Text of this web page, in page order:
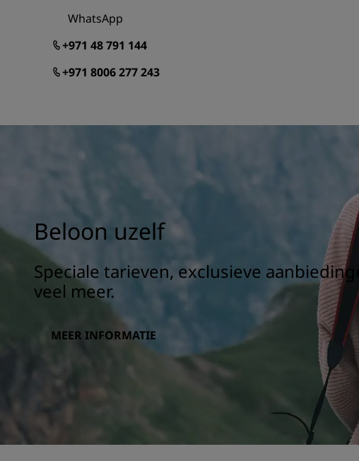
WhatsApp
+971 48 791 144
+971 8006 277 243
Beloon uzelf
Speciale tarieven, exclusieve
veel meer.
MEER INFORMATIE